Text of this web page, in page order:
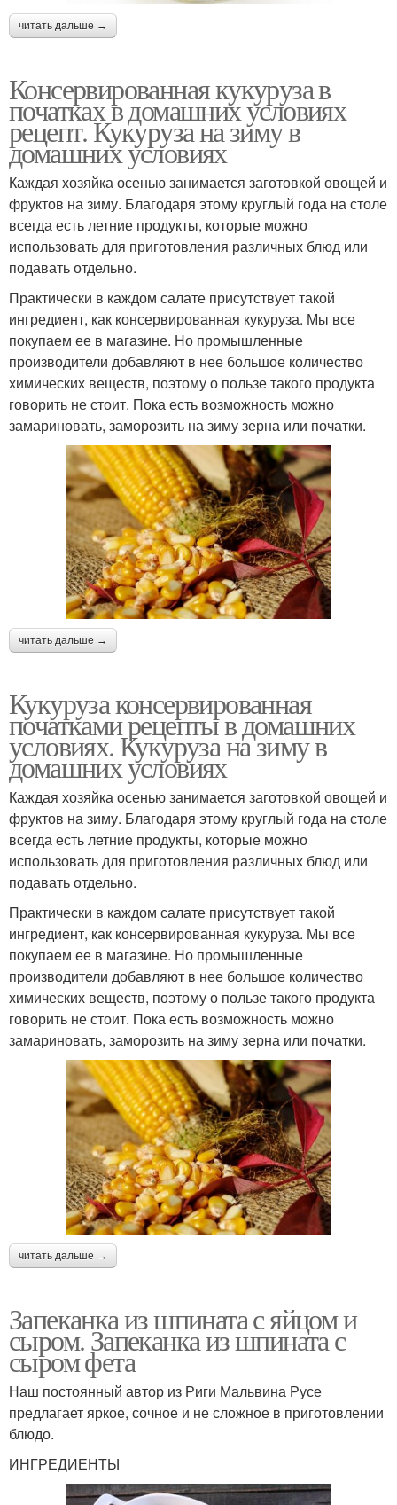
читать дальше →
Консервированная кукуруза в
початках в домашних условиях
рецепт. Кукуруза на зиму в
домашних условиях
Каждая хозяйка осенью занимается заготовкой овощей и
фруктов на зиму. Благодаря этому круглый года на столе
всегда есть летние продукты, которые можно
использовать для приготовления различных блюд или
подавать отдельно.
Практически в каждом салате присутствует такой
ингредиент, как консервированная кукуруза. Мы все
покупаем ее в магазине. Но промышленные
производители добавляют в нее большое количество
химических веществ, поэтому о пользе такого продукта
говорить не стоит. Пока есть возможность можно
замариновать, заморозить на зиму зерна или початки.
читать дальше →
Кукуруза консервированная
початками рецепты в домашних
условиях. Кукуруза на зиму в
домашних условиях
Каждая хозяйка осенью занимается заготовкой овощей и
фруктов на зиму. Благодаря этому круглый года на столе
всегда есть летние продукты, которые можно
использовать для приготовления различных блюд или
подавать отдельно.
Практически в каждом салате присутствует такой
ингредиент, как консервированная кукуруза. Мы все
покупаем ее в магазине. Но промышленные
производители добавляют в нее большое количество
химических веществ, поэтому о пользе такого продукта
говорить не стоит. Пока есть возможность можно
замариновать, заморозить на зиму зерна или початки.
читать дальше →
Запеканка из шпината с яйцом и
сыром. Запеканка из шпината с
сыром фета
Наш постоянный автор из Риги Мальвина Русе
предлагает яркое, сочное и не сложное в приготовлении
блюдо.
ИНГРЕДИЕНТЫ